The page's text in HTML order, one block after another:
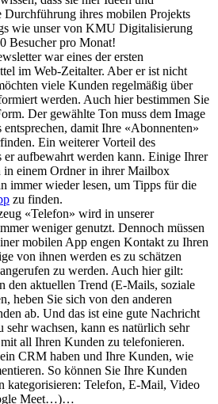
Durchführung ihres mobilen Projekts
wie unser von KMU Digitalisierung
Besucher pro Monat!
war eines der ersten
im Web-Zeitalter. Aber er ist nicht
viele Kunden regelmäßig über
werden. Auch hier bestimmen Sie
Der gewählte Ton muss dem Image
entsprechen, damit Ihre «Abonnenten»
Ein weiterer Vorteil des
er aufbewahrt werden kann. Einige Ihrer
einem Ordner in ihrer Mailbox
immer wieder lesen, um Tipps für die
zu finden.
«Telefon» wird in unserer
weniger genutzt. Dennoch müssen
mobilen App engen Kontakt zu Ihren
von ihnen werden es zu schätzen
zu werden. Auch hier gilt:
den aktuellen Trend (E-Mails, soziale
heben Sie sich von den anderen
ab. Und das ist eine gute Nachricht
sehr wachsen, kann es natürlich sehr
all Ihren Kunden zu telefonieren.
CRM haben und Ihre Kunden, wie
So können Sie Ihre Kunden
kategorisieren: Telefon, E-Mail, Video
Meet…)…